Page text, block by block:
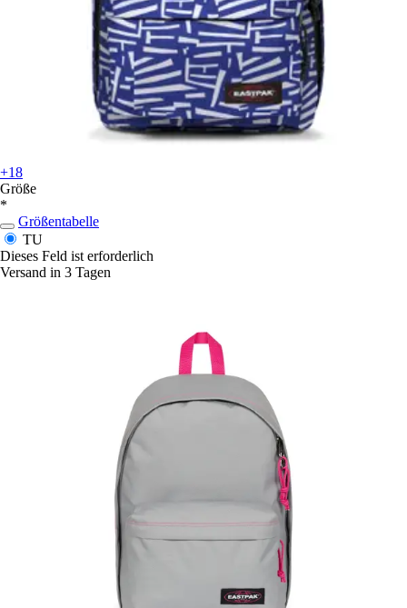
+18
Größe
*
Größentabelle
TU
Dieses Feld ist erforderlich
Versand in 3 Tagen